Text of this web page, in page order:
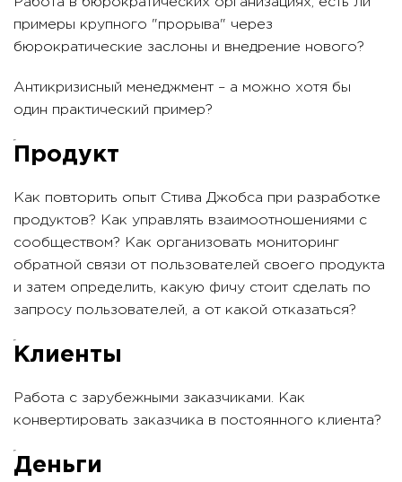
примеры крупного "прорыва" через
бюрократические заслоны и внедрение нового?
Антикризисный менеджмент – а можно хотя бы
один практический пример?
Продукт
Как повторить опыт Стива Джобса при разработке
продуктов? Как управлять взаимоотношениями с
сообществом? Как организовать мониторинг
обратной связи от пользователей своего продукта
и затем определить, какую фичу стоит сделать по
запросу пользователей, а от какой отказаться?
Клиенты
Работа с зарубежными заказчиками. Как
конвертировать заказчика в постоянного клиента?
Деньги